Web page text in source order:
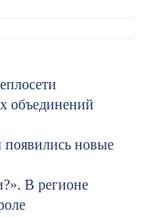
объединений
появились новые
В регионе